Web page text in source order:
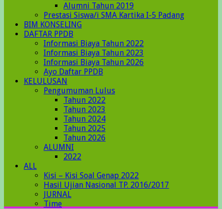
Alumni Tahun 2019
Prestasi Siswa/i SMA Kartika I-5 Padang
BIM KONSELING
DAFTAR PPDB
Informasi Biaya Tahun 2022
Informasi Biaya Tahun 2023
Informasi Biaya Tahun 2026
Ayo Daftar PPDB
KELULUSAN
Pengumuman Lulus
Tahun 2022
Tahun 2023
Tahun 2024
Tahun 2025
Tahun 2026
ALUMNI
2022
ALL
Kisi – Kisi Soal Genap 2022
Hasil Ujian Nasional TP. 2016/2017
JURNAL
Time